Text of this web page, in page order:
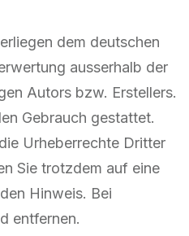
dem deutschen
ausserhalb der
Autors bzw. Erstellers.
Gebrauch gestattet.
Urheberrechte Dritter
Sie trotzdem auf eine
Hinweis. Bei
entfernen.